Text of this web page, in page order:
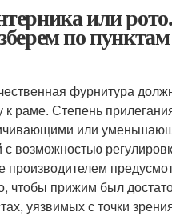
или
по
фурнитура
к раме. Степень
или
возможностью
производителем
чтобы прижим был
уязвимых с точки